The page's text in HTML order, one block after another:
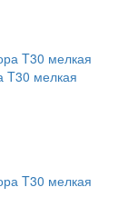
T30 мелкая